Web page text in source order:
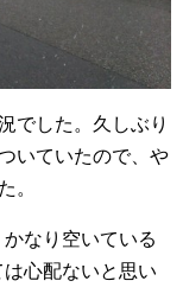
でした。久しぶり
いていたので、や
。
なり空いている
心配ないと思い